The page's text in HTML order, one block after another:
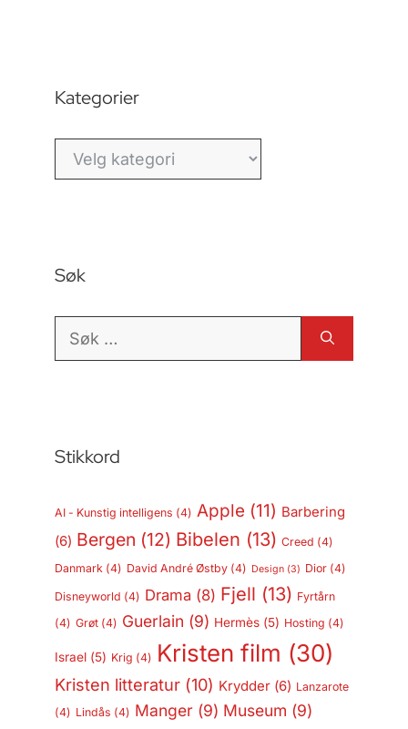
Kategorier
Kategorier
Søk
Søk
Stikkord
AI - Kunstig intelligens (4) Apple (11) Barbering
(6) Bergen (12) Bibelen (13) Creed (4)
Danmark (4) David André Østby(4) Design(3) Dior(4)
Disneyworld (4) Drama (8) Fjell (13) Fyrtårn
(4) Grøt(4) Guerlain (9) Hermès(5) Hosting (4)
Israel(5) Krig (4) Kristen film (30)
Kristen litteratur(10) Krydder(6) Lanzarote
(4) Lindås (4) Manger(9) Museum (9)